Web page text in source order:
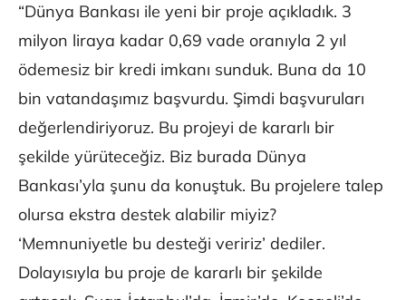
“Dünya Bankası ile yeni bir proje açıkladık. 3
milyon liraya kadar 0,69 vade oranıyla 2 yıl
ödemesiz bir kredi imkanı sunduk. Buna da 10
bin vatandaşımız başvurdu. Şimdi başvuruları
değerlendiriyoruz. Bu projeyi de kararlı bir
şekilde yürüteceğiz. Biz burada Dünya
Bankası’yla şunu da konuştuk. Bu projelere talep
olursa ekstra destek alabilir miyiz?
‘Memnuniyetle bu desteği veririz’ dediler.
Dolayısıyla bu proje de kararlı bir şekilde